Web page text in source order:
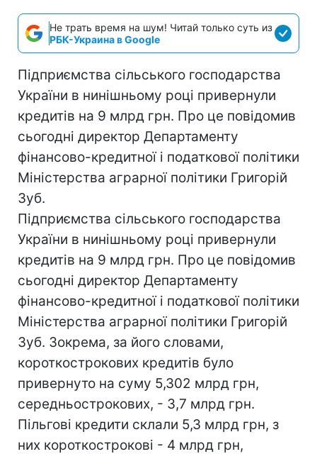
Не трать время на шум! Читай только суть из
РБК-Украина в Google
Підприємства сільського господарства
України в нинішньому році привернули
кредитів на 9 млрд грн. Про це повідомив
сьогодні директор Департаменту
фінансово-кредитної і податкової політики
Міністерства аграрної політики Григорій
Зуб.
Підприємства сільського господарства
України в нинішньому році привернули
кредитів на 9 млрд грн. Про це повідомив
сьогодні директор Департаменту
фінансово-кредитної і податкової політики
Міністерства аграрної політики Григорій
Зуб. Зокрема, за його словами,
короткострокових кредитів було
привернуто на суму 5,302 млрд грн,
середньострокових, - 3,7 млрд грн.
Пільгові кредити склали 5,3 млрд грн, з
них короткострокові - 4 млрд грн,